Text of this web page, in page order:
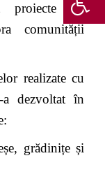
proiecte de
comunității
cu
a dezvoltat în
grădinițe și